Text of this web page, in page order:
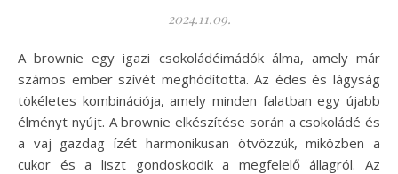
2024.11.09.
A brownie egy igazi csokoládéimádók álma, amely már
számos ember szívét meghódította. Az édes és lágyság
tökéletes kombinációja, amely minden falatban egy újabb
élményt nyújt. A brownie elkészítése során a csokoládé és
a vaj gazdag ízét harmonikusan ötvözzük, miközben a
cukor és a liszt gondoskodik a megfelelő állagról. Az